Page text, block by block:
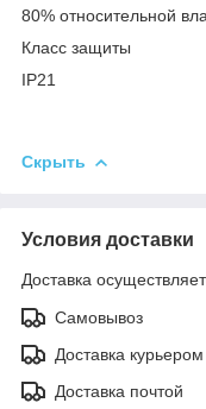
80% относительной
Класс защиты
IP21
Скрыть
Условия доставки
Доставка
Самовывоз
Доставка курьером
Доставка почтой